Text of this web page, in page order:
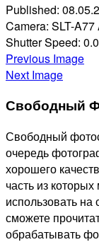
Published:
Camera: SLT-A77
Shutter Speed:
Previous Image
Next Image
Свободный
Свободный
очередь
хорошего
часть из
использовать на
сможете
обрабатывать